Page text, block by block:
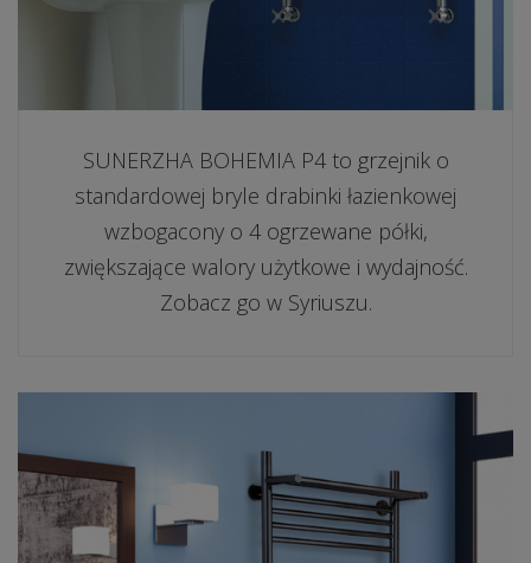
SUNERZHA BOHEMIA P4 to grzejnik o
standardowej bryle drabinki łazienkowej
wzbogacony o 4 ogrzewane półki,
zwiększające walory użytkowe i wydajność.
Zobacz go w Syriuszu.